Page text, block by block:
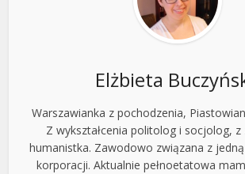
Elżbieta
Warszawianka z pochodzenia,
Z wykształcenia politolog i socjolog, z
humanistka. Zawodowo związana z
korporacji. Aktualnie pełnoetatowa